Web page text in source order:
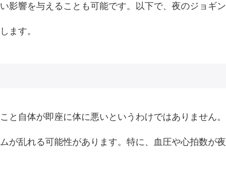
影響を与えることも可能です。以下で、夜のジョギン
ます。
と自体が即座に体に悪いというわけではありません。
が乱れる可能性があります。特に、血圧や心拍数が夜